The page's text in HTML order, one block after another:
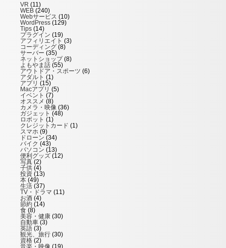
VR (11)
WEB (240)
Webサービス (10)
WordPress (129)
Tips (14)
プラグイン (19)
アフィリエイト (3)
コーディング (8)
サーバー (35)
ネットショップ(8)
よもやま話 (55)
アウトドア・スポーツ (6)
アダルト (1)
アプリ (15)
Macアプリ (5)
イベント (7)
オススメ (8)
カメラ・映像 (36)
ガジェット (48)
ロボット (1)
クレジットカード (1)
スマホ (9)
ドローン (34)
バイク (43)
パソコン (13)
便利グッズ (12)
写真 (2)
子供 (4)
投資 (13)
本 (49)
生活 (37)
TV・ドラマ (11)
お酒 (4)
節約 (14)
食 (8)
美容・健康 (30)
自動車 (3)
英語 (3)
観光、旅行 (30)
資格 (2)
音楽・映像 (19)